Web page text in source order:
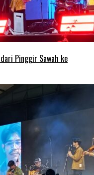
Pinggir Sawah ke